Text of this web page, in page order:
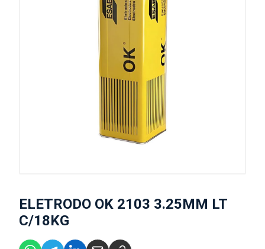
ELETRODO OK 2103 3.25MM LT
C/18KG